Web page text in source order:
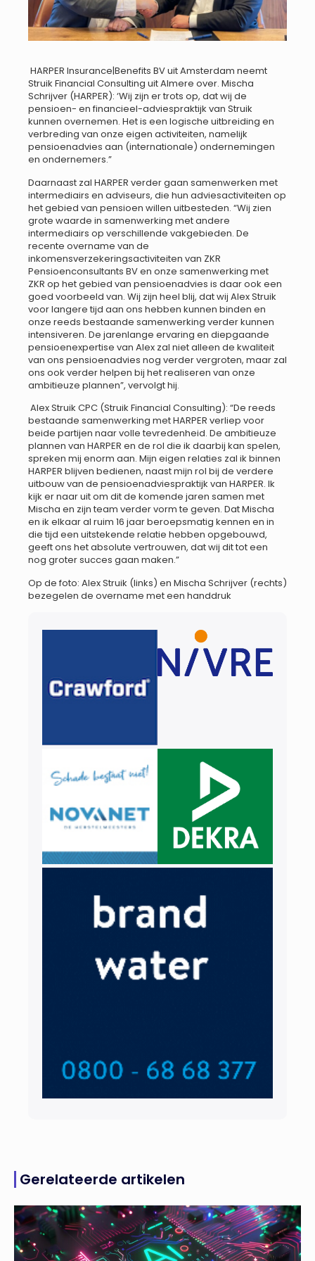
HARPER Insurance|Benefits BV uit Amsterdam neemt
Struik Financial Consulting uit Almere over. Mischa
Schrijver (HARPER): ‘Wij zijn er trots op, dat wij de
pensioen- en financieel-adviespraktijk van Struik
kunnen overnemen. Het is een logische uitbreiding en
verbreding van onze eigen activiteiten, namelijk
pensioenadvies aan (internationale) ondernemingen
en ondernemers.”
Daarnaast zal HARPER verder gaan samenwerken met
intermediairs en adviseurs, die hun adviesactiviteiten op
het gebied van pensioen willen uitbesteden. “Wij zien
grote waarde in samenwerking met andere
intermediairs op verschillende vakgebieden. De
recente overname van de
inkomensverzekeringsactiviteiten van ZKR
Pensioenconsultants BV en onze samenwerking met
ZKR op het gebied van pensioenadvies is daar ook een
goed voorbeeld van. Wij zijn heel blij, dat wij Alex Struik
voor langere tijd aan ons hebben kunnen binden en
onze reeds bestaande samenwerking verder kunnen
intensiveren. De jarenlange ervaring en diepgaande
pensioenexpertise van Alex zal niet alleen de kwaliteit
van ons pensioenadvies nog verder vergroten, maar zal
ons ook verder helpen bij het realiseren van onze
ambitieuze plannen”, vervolgt hij.
Alex Struik CPC (Struik Financial Consulting): “De reeds
bestaande samenwerking met HARPER verliep voor
beide partijen naar volle tevredenheid. De ambitieuze
plannen van HARPER en de rol die ik daarbij kan spelen,
spreken mij enorm aan. Mijn eigen relaties zal ik binnen
HARPER blijven bedienen, naast mijn rol bij de verdere
uitbouw van de pensioenadviespraktijk van HARPER. Ik
kijk er naar uit om dit de komende jaren samen met
Mischa en zijn team verder vorm te geven. Dat Mischa
en ik elkaar al ruim 16 jaar beroepsmatig kennen en in
die tijd een uitstekende relatie hebben opgebouwd,
geeft ons het absolute vertrouwen, dat wij dit tot een
nog groter succes gaan maken.”
Op de foto: Alex Struik (links) en Mischa Schrijver (rechts)
bezegelen de overname met een handdruk
Gerelateerde artikelen